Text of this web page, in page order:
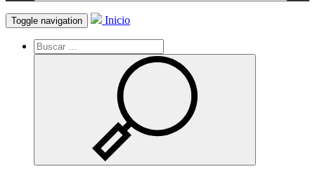
Toggle navigation Inicio